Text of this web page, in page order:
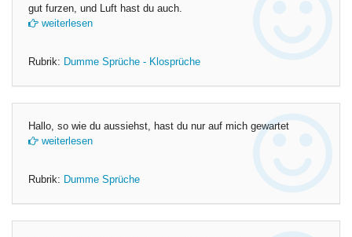
gut furzen, und Luft hast du auch.
weiterlesen
Rubrik: Dumme Sprüche - Klosprüche
Hallo, so wie du aussiehst, hast du nur auf mich gewartet
weiterlesen
Rubrik: Dumme Sprüche